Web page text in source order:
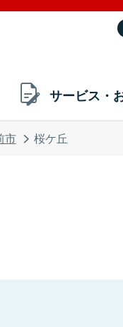
サービス・
市 桜ケ丘